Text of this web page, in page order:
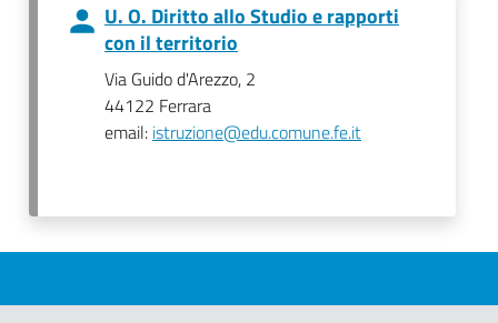
U. O. Diritto allo Studio e rapporti
con il territorio
Via Guido d'Arezzo, 2
44122 Ferrara
email: istruzione@edu.comune.fe.it